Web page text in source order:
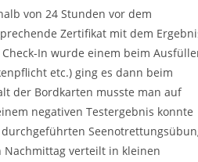
von 24 Stunden vor dem
Zertifikat mit dem
In wurde einem beim
etc.) ging es dann beim
der Bordkarten musste man auf
negativen Testergebnis konnte
Nachmittag verteilt in kleinen